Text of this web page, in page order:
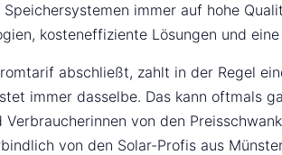
immer auf hohe
kosteneffiziente Lösungen und
abschließt, zahlt in der Regel
immer dasselbe. Das kann oftmals
von den
von den Solar-Profis aus